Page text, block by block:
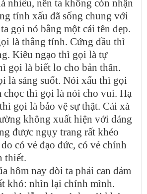
nhiều, nên ta không còn nhận
tính xấu đã sống chung với
gọi nó bằng một cái tên đẹp.
là thẳng tính. Cứng đầu thì
Kiêu ngạo thì gọi là tự
gọi là biết lo cho bản thân.
là sáng suốt. Nói xấu thì gọi
chọc thì gọi là nói cho vui. Hạ
gọi là bảo vệ sự thật. Cái xà
không xuất hiện với dáng
được ngụy trang rất khéo
có vẻ đạo đức, có vẻ chính
thiết.
hôm nay đòi ta phải can đảm
khó: nhìn lại chính mình.